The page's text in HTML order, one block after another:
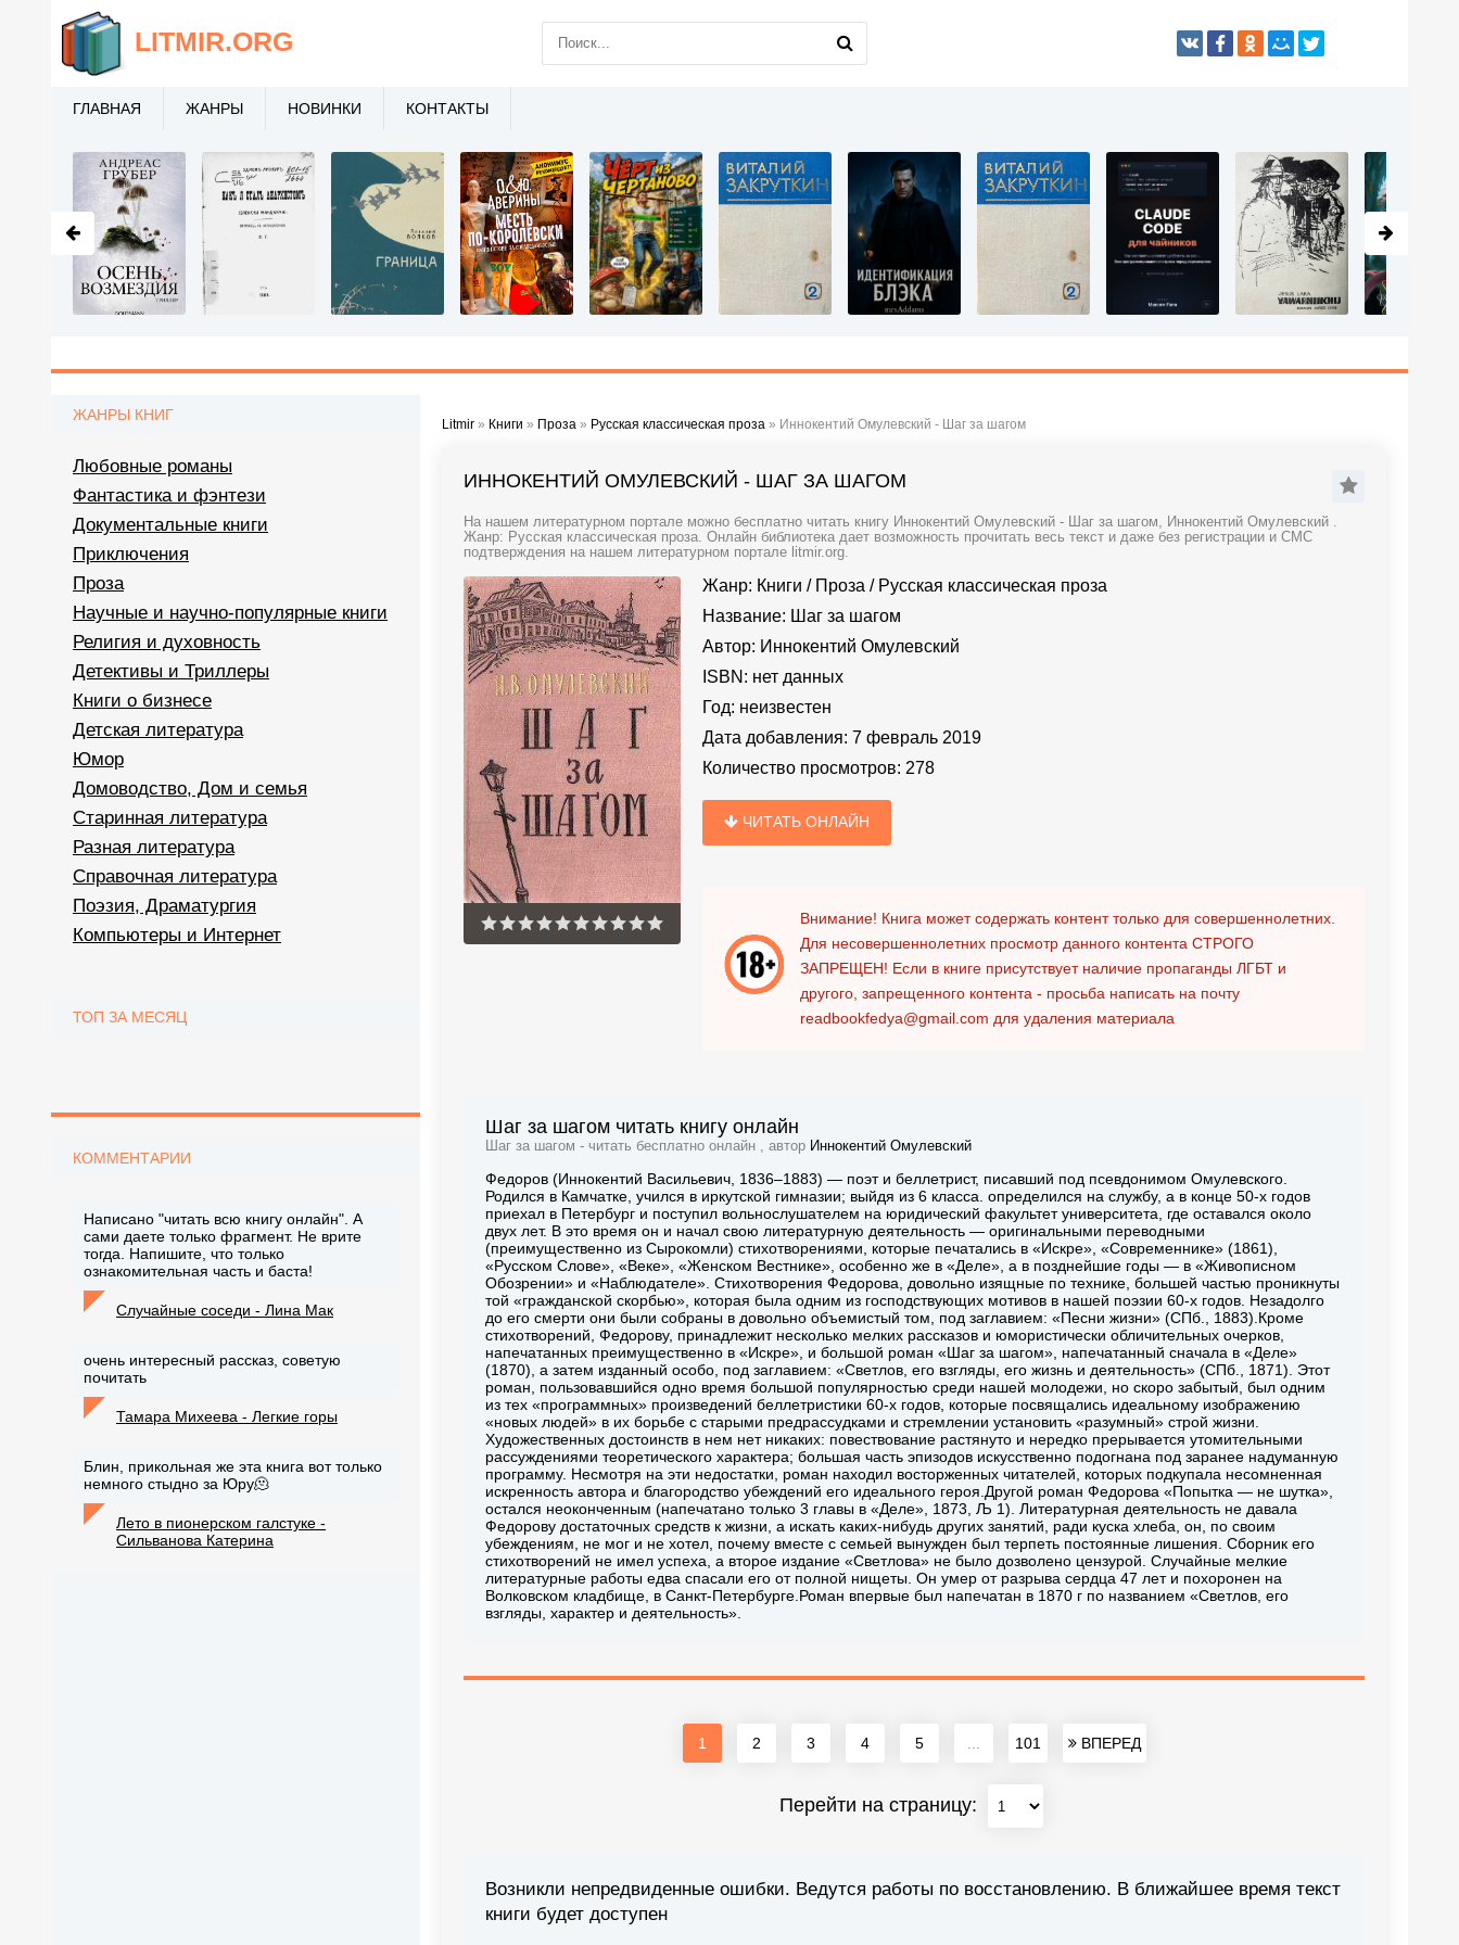
Litmir » Книги » Проза » Русская классическая проза » Иннокентий Омулевский - Шаг за шагом
ИННОКЕНТИЙ ОМУЛЕВСКИЙ - ШАГ ЗА ШАГОМ
На нашем литературном портале можно бесплатно читать книгу Иннокентий Омулевский - Шаг за шагом, Иннокентий Омулевский .
Жанр: Русская классическая проза. Онлайн библиотека дает возможность прочитать весь текст и даже без регистрации и СМС
подтверждения на нашем литературном портале litmir.org.
Жанр: Книги / Проза / Русская классическая проза
Название: Шаг за шагом
Автор: Иннокентий Омулевский
ISBN: нет данных
Год: неизвестен
Дата добавления: 7 февраль 2019
Количество просмотров: 278
ЧИТАТЬ ОНЛАЙН
Внимание! Книга может содержать контент только для совершеннолетних.
Для несовершеннолетних просмотр данного контента СТРОГО
ЗАПРЕЩЕН! Если в книге присутствует наличие пропаганды ЛГБТ и
другого, запрещенного контента - просьба написать на почту
readbookfedya@gmail.com для удаления материала
Шаг за шагом читать книгу онлайн
Шаг за шагом - читать бесплатно онлайн , автор Иннокентий Омулевский
Федоров (Иннокентий Васильевич, 1836–1883) — поэт и беллетрист, писавший под псевдонимом Омулевского.
Родился в Камчатке, учился в иркутской гимназии; выйдя из 6 класса. определился на службу, а в конце 50-х годов
приехал в Петербург и поступил вольнослушателем на юридический факультет университета, где оставался около
двух лет. В это время он и начал свою литературную деятельность — оригинальными переводными
(преимущественно из Сырокомли) стихотворениями, которые печатались в «Искре», «Современнике» (1861),
«Русском Слове», «Веке», «Женском Вестнике», особенно же в «Деле», а в позднейшие годы — в «Живописном
Обозрении» и «Наблюдателе». Стихотворения Федорова, довольно изящные по технике, большей частью проникнуты
той «гражданской скорбью», которая была одним из господствующих мотивов в нашей поэзии 60-х годов. Незадолго
до его смерти они были собраны в довольно объемистый том, под заглавием: «Песни жизни» (СПб., 1883).Кроме
стихотворений, Федорову, принадлежит несколько мелких рассказов и юмористически обличительных очерков,
напечатанных преимущественно в «Искре», и большой роман «Шаг за шагом», напечатанный сначала в «Деле»
(1870), а затем изданный особо, под заглавием: «Светлов, его взгляды, его жизнь и деятельность» (СПб., 1871). Этот
роман, пользовавшийся одно время большой популярностью среди нашей молодежи, но скоро забытый, был одним
из тех «программных» произведений беллетристики 60-х годов, которые посвящались идеальному изображению
«новых людей» в их борьбе с старыми предрассудками и стремлении установить «разумный» строй жизни.
Художественных достоинств в нем нет никаких: повествование растянуто и нередко прерывается утомительными
рассуждениями теоретического характера; большая часть эпизодов искусственно подогнана под заранее надуманную
программу. Несмотря на эти недостатки, роман находил восторженных читателей, которых подкупала несомненная
искренность автора и благородство убеждений его идеального героя.Другой роман Федорова «Попытка — не шутка»,
остался неоконченным (напечатано только 3 главы в «Деле», 1873, Љ 1). Литературная деятельность не давала
Федорову достаточных средств к жизни, а искать каких-нибудь других занятий, ради куска хлеба, он, по своим
убеждениям, не мог и не хотел, почему вместе с семьей вынужден был терпеть постоянные лишения. Сборник его
стихотворений не имел успеха, а второе издание «Светлова» не было дозволено цензурой. Случайные мелкие
литературные работы едва спасали его от полной нищеты. Он умер от разрыва сердца 47 лет и похоронен на
Волковском кладбище, в Санкт-Петербурге.Роман впервые был напечатан в 1870 г по названием «Светлов, его
взгляды, характер и деятельность».
1 2 3 4 5 101 ВПЕРЕД
Перейти на страницу:
Возникли непредвиденные ошибки. Ведутся работы по восстановлению. В ближайшее время текст
книги будет доступен
ЖАНРЫ КНИГ
Любовные романы
Фантастика и фэнтези
Документальные книги
Приключения
Проза
Научные и научно-популярные книги
Религия и духовность
Детективы и Триллеры
Книги о бизнесе
Детская литература
Юмор
Домоводство, Дом и семья
Старинная литература
Разная литература
Справочная литература
Поэзия, Драматургия
Компьютеры и Интернет
ТОП ЗА МЕСЯЦ
КОММЕНТАРИИ
Написано "читать всю книгу онлайн". А
сами даете только фрагмент. Не врите
тогда. Напишите, что только
ознакомительная часть и баста!
Случайные соседи - Лина Мак
очень интересный рассказ, советую
почитать
Тамара Михеева - Легкие горы
Блин, прикольная же эта книга вот только
немного стыдно за Юру🫠
Лето в пионерском галстуке -
Сильванова Катерина
LITMIR.ORG
ГЛАВНАЯ ЖАНРЫ НОВИНКИ КОНТАКТЫ